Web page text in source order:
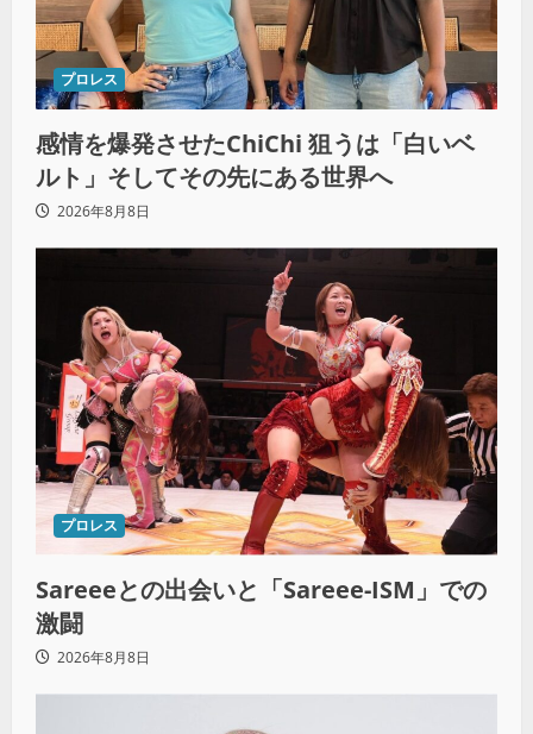
プロレス
感情を爆発させたChiChi 狙うは「白いベ
ルト」そしてその先にある世界へ
2026年8月8日
プロレス
Sareeeとの出会いと「Sareee-ISM」での
激闘
2026年8月8日